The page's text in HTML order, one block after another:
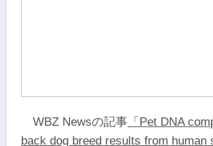
WBZ Newsの記事 「Pet DNA
back dog breed results from human